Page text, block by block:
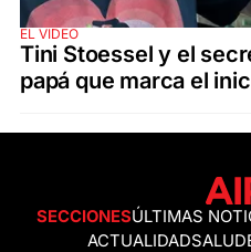
EL VIDEO
Tini Stoessel y el
papá que marca el
SECCIONESÚLTIMAS
ACTUALIDADSALUD